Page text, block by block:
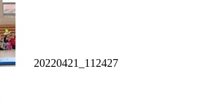
20220421_112427